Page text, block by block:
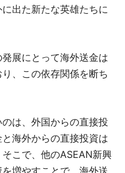
出た新たな英雄たちに
展にとって海外送金は
、この依存関係を断ち
は、外国からの直接投
海外からの直接投資は
こで、他のASEAN新興